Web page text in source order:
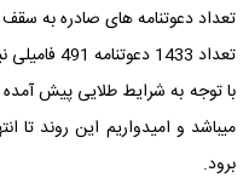
تعداد دعوتنامه های صادره به
تعداد 1433 دعوتنامه 491 فامیلی نیز صادر شده است.
با توجه به شرایط طلایی پیش
میباشد و امیدواریم این روند تا
برود.